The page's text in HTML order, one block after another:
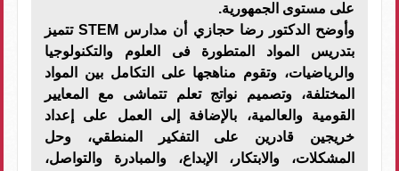
على مستوى الجمهورية.
وأوضح الدكتور رضا حجازي أن مدارس STEM تتميز
بتدريس المواد المتطورة فى العلوم والتكنولوجيا
والرياضيات، وتقوم مناهجها على التكامل بين المواد
المختلفة، وتصميم نواتج تعلم تتماشى مع المعايير
القومية والعالمية، بالإضافة إلى العمل على إعداد
خريجين قادرين على التفكير المنطقي، وحل
المشكلات، والابتكار، الإبداع، والمبادرة والتواصل،